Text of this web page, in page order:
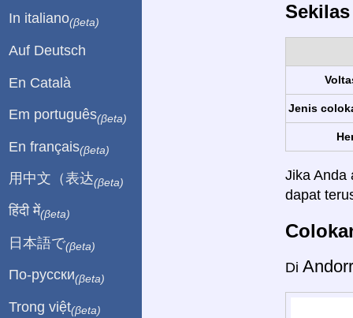
Jenis
Jika Anda
dapat
Di
In italiano(βeta)
Auf Deutsch
En Català
Em português(βeta)
En français(βeta)
用中文（表达(βeta)
हिंदी में(βeta)
日本語で(βeta)
По-русски(βeta)
Trong việt(βeta)